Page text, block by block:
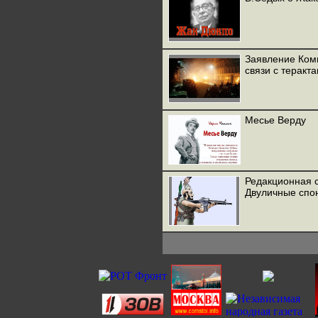
Заявление
связи с
Месье Верду
Редакционная
Двуличные